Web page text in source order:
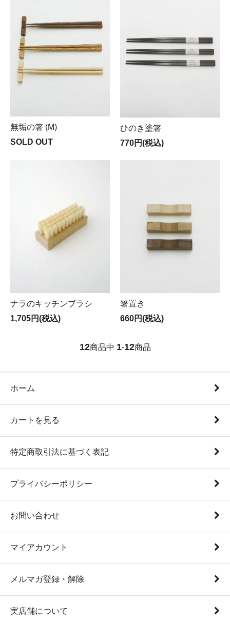
無垢の箸 (M)
SOLD OUT
ひのき塗箸
770円(税込)
ナラのキッチンブラシ
1,705円(税込)
箸置き
660円(税込)
12商品中 1-12商品
ホーム
カートを見る
特定商取引法に基づく表記
プライバシーポリシー
お問い合わせ
マイアカウント
メルマガ登録・解除
実店舗について